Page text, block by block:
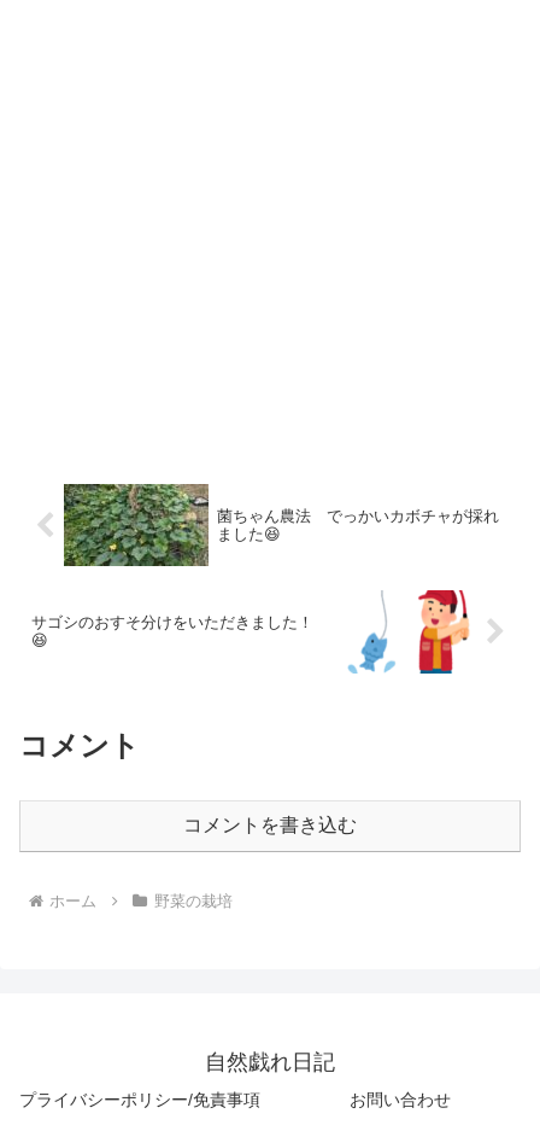
菌ちゃん農法 でっかいカボチャが採れ
ました😆
サゴシのおすそ分けをいただきました！
😆
コメント
コメントを書き込む
ホーム 野菜の栽培
自然戯れ日記
プライバシーポリシー/免責事項 お問い合わせ